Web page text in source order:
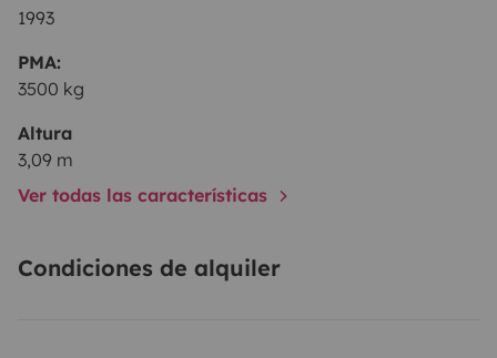
de Combustível – 100€
transferência bancária)
após check out, para verificação de todos os
equipamentos, coimas, portagens, entre outros)
1993
PMA:
3500 kg
Altura
3,09 m
Ver todas las características
Condiciones de alquiler